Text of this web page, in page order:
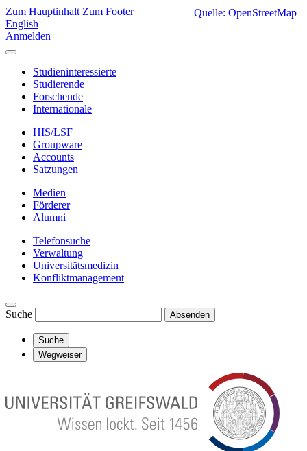
Zum Hauptinhalt Zum Footer
English
Anmelden
Studieninteressierte
Studierende
Forschende
Internationale
HIS/LSF
Groupware
Accounts
Satzungen
Medien
Förderer
Alumni
Telefonsuche
Verwaltung
Universitätsmedizin
Konfliktmanagement
Suche Absenden
Suche
Wegweiser
Quelle: OpenStreetMap